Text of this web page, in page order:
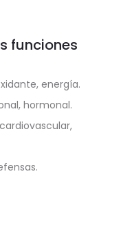
funciones
energía.
hormonal.